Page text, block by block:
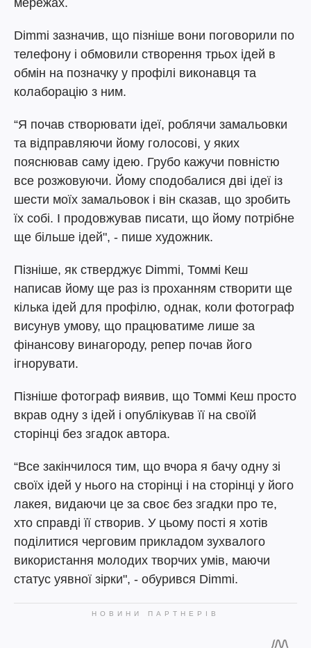
мережах.
Dimmi зазначив, що пізніше вони поговорили по
телефону і обмовили створення трьох ідей в
обмін на позначку у профілі виконавця та
колаборацію з ним.
“Я почав створювати ідеї, роблячи замальовки
та відправляючи йому голосові, у яких
пояснював саму ідею. Грубо кажучи повністю
все розжовуючи. Йому сподобалися дві ідеї із
шести моїх замальовок і він сказав, що зробить
їх собі. І продовжував писати, що йому потрібне
ще більше ідей", - пише художник.
Пізніше, як стверджує Dimmi, Томмі Кеш
написав йому ще раз із проханням створити ще
кілька ідей для профілю, однак, коли фотограф
висунув умову, що працюватиме лише за
фінансову винагороду, репер почав його
ігнорувати.
Пізніше фотограф виявив, що Томмі Кеш просто
вкрав одну з ідей і опублікував її на своїй
сторінці без згадок автора.
“Все закінчилося тим, що вчора я бачу одну зі
своїх ідей у нього на сторінці і на сторінці у його
лакея, видаючи це за своє без згадки про те,
хто справді її створив. У цьому пості я хотів
поділитися черговим прикладом зухвалого
використання молодих творчих умів, маючи
статус уявної зірки", - обурився Dimmi.